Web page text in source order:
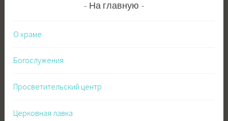
На главную
О храме
Богослужения
Просветительский центр
Церковная лавка